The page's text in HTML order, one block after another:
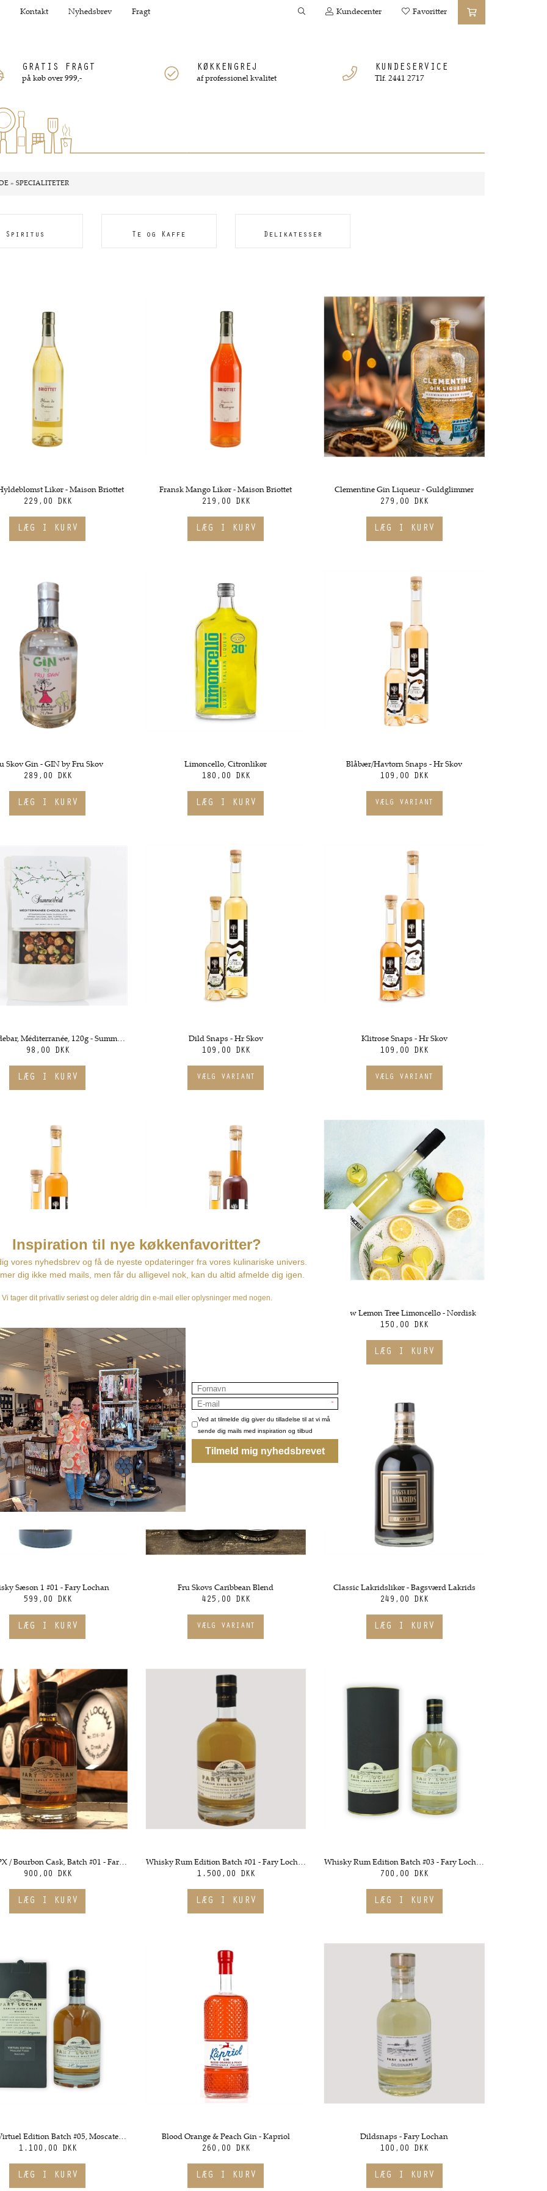
Kontakt Nyhedsbrev Fragt Kundecenter Favoritter
GRATIS FRAGT
på køb over 999,-
KØKKENGREJ
af professionel kvalitet
KUNDESERVICE
Tlf. 2441 2717
» SPECIALITETER
Spiritus Te og Kaffe Delikatesser
Likør - Maison Briottet
229,00 DKK
Fransk Mango Likør - Maison Briottet
219,00 DKK
Clementine Gin Liqueur - Guldglimmer
279,00 DKK
Skov Gin - GIN by Fru Skov
289,00 DKK
Limoncello, Citronlikør
180,00 DKK
Blåbær/Havtorn Snaps - Hr Skov
109,00 DKK
Chokoladebar, Méditerranée, 120g - Summerbird
98,00 DKK
Dild Snaps - Hr Skov
109,00 DKK
Klitrose Snaps - Hr Skov
109,00 DKK
109,00 DKK
Yellow Lemon Tree Limoncello - Nordisk
150,00 DKK
Sæson 1 #01 - Fary Lochan
599,00 DKK
Fru Skovs Caribbean Blend
425,00 DKK
Classic Lakridslikør - Bagsværd Lakrids
249,00 DKK
Whisky PX / Bourbon Cask, Batch #01 - Fary Lochan
900,00 DKK
Whisky Rum Edition Batch #01 - Fary Lochan
1.500,00 DKK
Whisky Rum Edition Batch #03 - Fary Lochan
700,00 DKK
Whisky Virtuel Edition Batch #05, Moscatel finish - Fary Lochan
1.100,00 DKK
Blood Orange & Peach Gin - Kapriol
260,00 DKK
Dildsnaps - Fary Lochan
100,00 DKK